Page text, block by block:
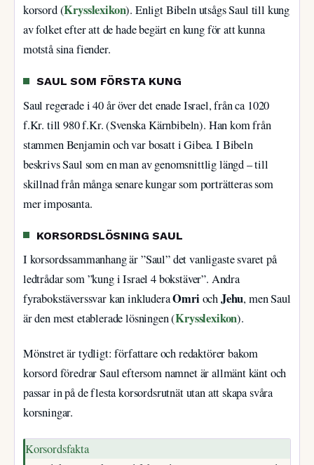
korsord (Krysslexikon). Enligt Bibeln utsågs Saul till kung
av folket efter att de hade begärt en kung för att kunna
motstå sina fiender.
SAUL SOM FÖRSTA KUNG
Saul regerade i 40 år över det enade Israel, från ca 1020
f.Kr. till 980 f.Kr. (Svenska Kärnbibeln). Han kom från
stammen Benjamin och var bosatt i Gibea. I Bibeln
beskrivs Saul som en man av genomsnittlig längd – till
skillnad från många senare kungar som porträtteras som
mer imposanta.
KORSORDSLÖSNING SAUL
I korsordssammanhang är ”Saul” det vanligaste svaret på
ledtrådar som ”kung i Israel 4 bokstäver”. Andra
fyrabokstäverssvar kan inkluderaOmri ochJehu, men Saul
är den mest etablerade lösningen (Krysslexikon).
Mönstret är tydligt: författare och redaktörer bakom
korsord föredrar Saul eftersom namnet är allmänt känt och
passar in på de flesta korsordsrutnät utan att skapa svåra
korsningar.
Korsordsfakta